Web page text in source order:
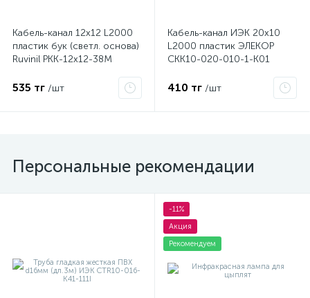
Кабель-канал 12х12 L2000
пластик бук (светл. основа)
Ruvinil РКК-12х12-38М
535 тг /шт
Кабель-канал ИЭК 20х10
L2000 пластик ЭЛЕКОР
CKK10-020-010-1-K01
410 тг /шт
Персональные рекомендации
-11%
Акция
Рекомендуем